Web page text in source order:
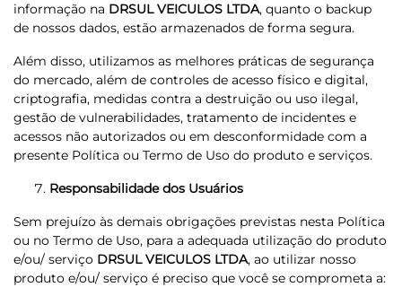
informação na DRSUL VEICULOS LTDA, quanto o backup
de nossos dados, estão armazenados de forma segura.
Além disso, utilizamos as melhores práticas de segurança
do mercado, além de controles de acesso físico e digital,
criptografia, medidas contra a destruição ou uso ilegal,
gestão de vulnerabilidades, tratamento de incidentes e
acessos não autorizados ou em desconformidade com a
presente Política ou Termo de Uso do produto e serviços.
Responsabilidade dos Usuários
Sem prejuízo às demais obrigações previstas nesta Política
ou no Termo de Uso, para a adequada utilização do produto
e/ou/ serviço DRSUL VEICULOS LTDA, ao utilizar nosso
produto e/ou/ serviço é preciso que você se comprometa a: